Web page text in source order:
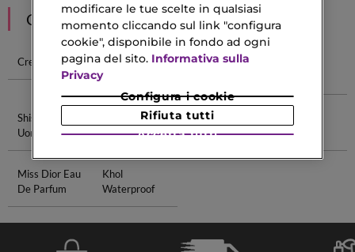
CONSIGLIATI PER TE
Crema La Mer
Shiseido
Ultimune
Profumi
Shiseido
Uomo
Contorno
Occhi Faced
Maschera Per
Capelli Lisci
Unisex
Miss Dior Eau
De Parfum
Khol
Waterproof
modificare le tue scelte in qualsiasi
momento cliccando sul link "configura
cookie", disponibile in fondo ad ogni
pagina del sito. Informativa sulla
Privacy
Configura i cookie
Rifiuta tutti
Accetta tutti